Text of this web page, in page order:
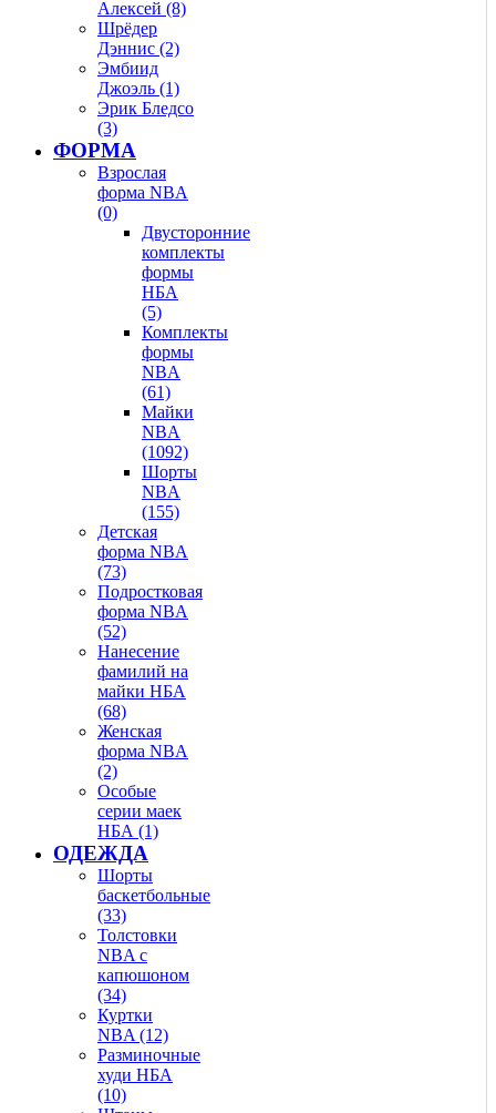
Алексей (8)
Шрёдер
Дэннис (2)
Эмбиид
Джоэль (1)
Эрик Бледсо
(3)
ФОРМА
Взрослая
форма NBA
(0)
Двусторонние
комплекты
формы
НБА
(5)
Комплекты
формы
NBA
(61)
Майки
NBA
(1092)
Шорты
NBA
(155)
Детская
форма NBA
(73)
Подростковая
форма NBA
(52)
Нанесение
фамилий на
майки НБА
(68)
Женская
форма NBA
(2)
Особые
серии маек
НБА (1)
ОДЕЖДА
Шорты
баскетбольные
(33)
Толстовки
NBA с
капюшоном
(34)
Куртки
NBA (12)
Разминочные
худи НБА
(10)